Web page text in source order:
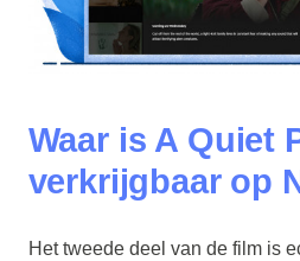
Waar is A Quiet
verkrijgbaar op
Het tweede deel van de film is